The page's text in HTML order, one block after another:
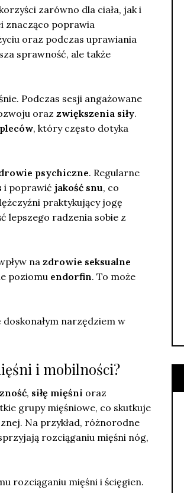
zarówno dla ciała, jak i
znacząco poprawia
oraz podczas uprawiania
sprawność, ale także
Podczas sesji angażowane
oraz zwiększenia siły.
, który często dotyka
psychiczne. Regularne
i poprawić jakość snu, co
praktykujący jogę
lepszego radzenia sobie z
na zdrowie seksualne
poziomu endorfin. To może
narzędziem w
i mobilności?
, siłę mięśni oraz
grupy mięśniowe, co skutkuje
Na przykład, różnorodne
rozciąganiu mięśni nóg,
rozciąganiu mięśni i ścięgien.